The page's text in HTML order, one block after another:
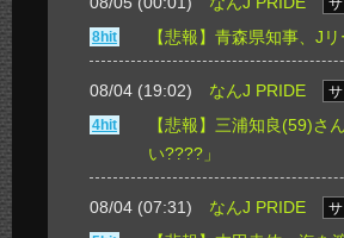
8hit
【悲報】青森県知事、J
08/04 (19:02) なんJ PRIDE
4hit
【悲報】三浦知良(59)さ
い????」
08/04 (07:31) なんJ PRIDE